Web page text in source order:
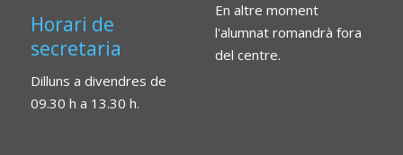
Horari de
secretaria
Dilluns a divendres de
09.30 h a 13.30 h.
En altre moment
l'alumnat romandrà fora
del centre.